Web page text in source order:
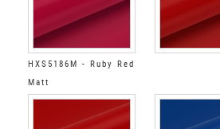
HXS5186M - Ruby Red
Matt